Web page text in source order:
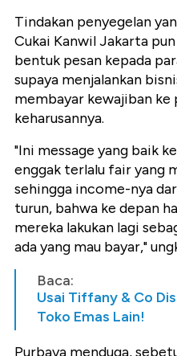
Tindakan penyegelan
Cukai Kanwil Jakarta
bentuk pesan kepada
supaya menjalankan
membayar kewajiban ke
keharusannya.
"Ini message yang baik
enggak terlalu fair yang
sehingga income-nya
turun, bahwa ke depan
mereka lakukan lagi
ada yang mau bayar,"
Baca:
Usai Tiffany & Co
Toko Emas Lain!
Purbaya menduga,